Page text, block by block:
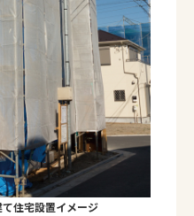
住宅設置イメージ